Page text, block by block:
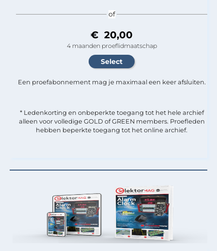
of
€ 20,00
4 maanden proeflidmaatschap
Een proefabonnement mag je maximaal een keer afsluiten.
* Ledenkorting en onbeperkte toegang tot het hele archief
alleen voor volledige GOLD of GREEN members. Proefleden
hebben beperkte toegang tot het online archief.